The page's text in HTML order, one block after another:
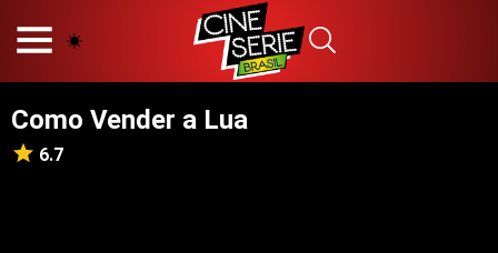
PRINCÍPIOS EDITORIAIS
POLÍTICA DE PRIVACIDADE
Como Vender a Lua
6.7